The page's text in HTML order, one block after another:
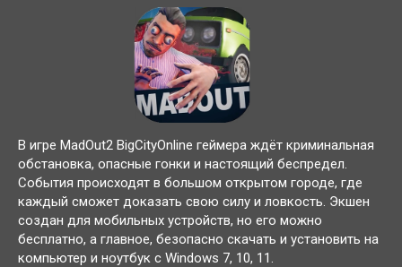
В игре MadOut2 BigCityOnline геймера ждёт криминальная
обстановка, опасные гонки и настоящий беспредел.
События происходят в большом открытом городе, где
каждый сможет доказать свою силу и ловкость. Экшен
создан для мобильных устройств, но его можно
бесплатно, а главное, безопасно скачать и установить на
компьютер и ноутбук с Windows 7, 10, 11.